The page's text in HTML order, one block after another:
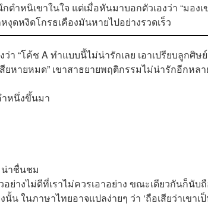
ำหนิเขาในใจ แต่เมื่อหันมาบอกตัวเองว่า “มองเ
ดหงิดโกรธเคืองมันหายไปอย่างรวดเร็ว
“โค้ช A ทำแบบนี้ไม่น่ารักเลย เอาเปรียบลูกศิษ
หายหมด” เขาสาธยายพฤติกรรมไม่น่ารักอีกหลา
ำหนึ่งขึ้นมา
น่าชื่นชม
างไม่ดีที่เราไม่ควรเอาอย่าง ขณะเดียวกันก็นับ
ในภาษาไทยอาจแปลง่ายๆ ว่า ‘ถือเสียว่าเขาเ